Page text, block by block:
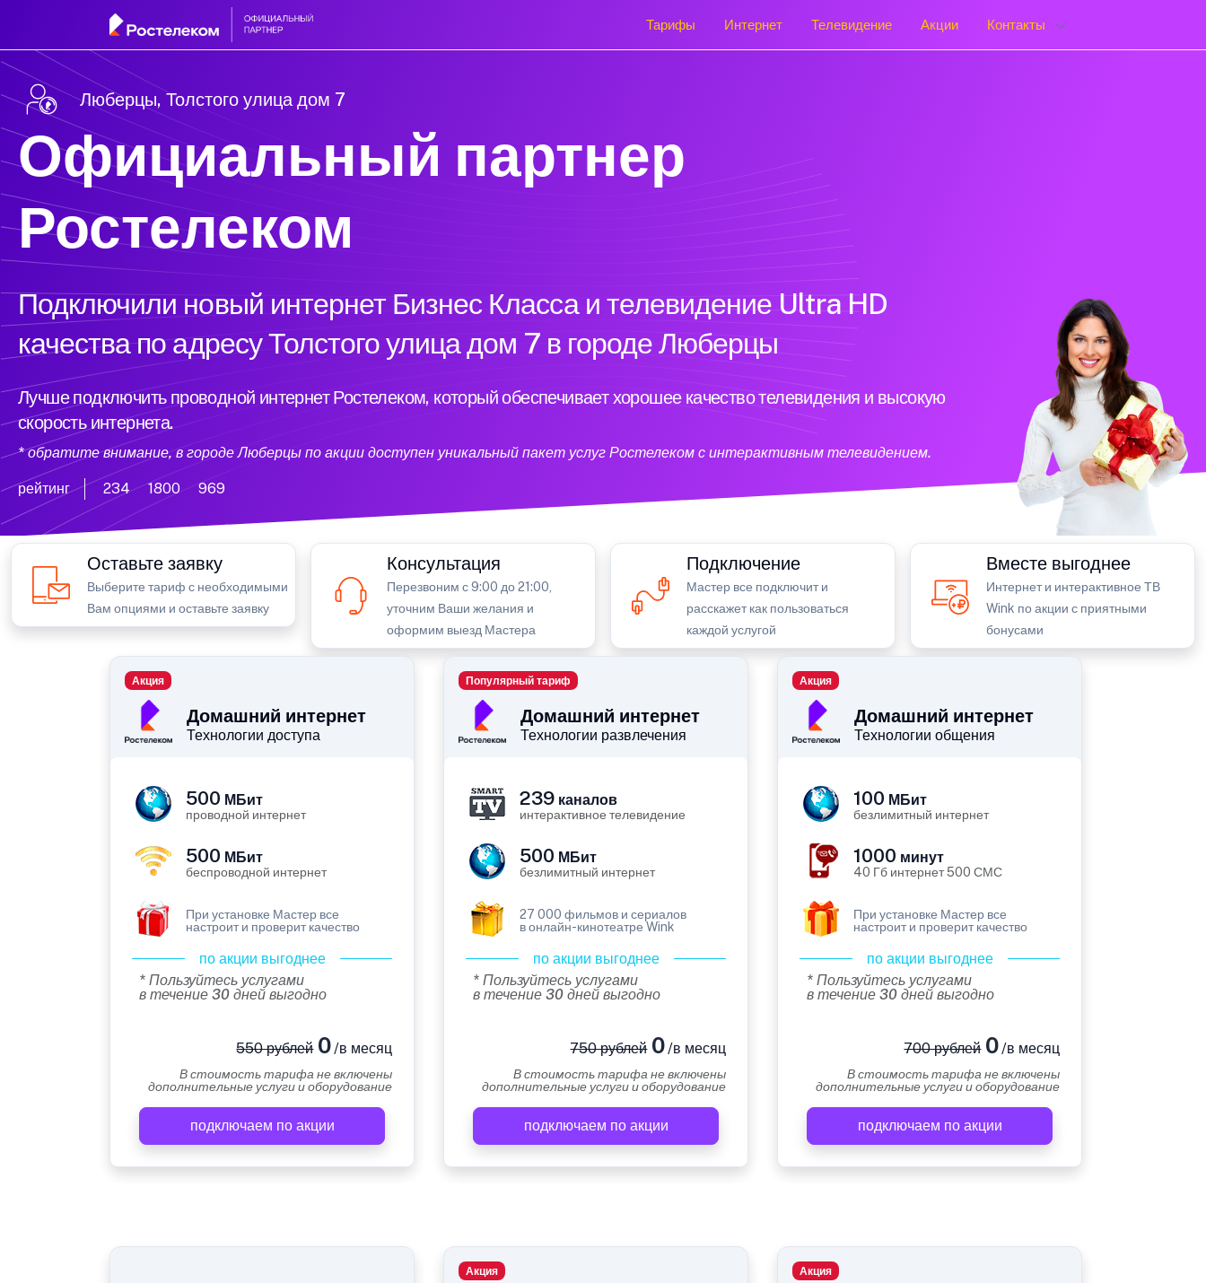
Тарифы Интернет Телевидение Акции Контакты
Люберцы, Толстого улица дом 7
Официальный партнер
Ростелеком
Подключили новый интернет Бизнес Класса и телевидение Ultra HD
качества по адресу Толстого улица дом 7 в городе Люберцы
Лучше подключить проводной интернет Ростелеком, который обеспечивает хорошее качество телевидения и высокую
скорость интернета.
* обратите внимание, в городе Люберцы по акции доступен уникальный пакет услуг Ростелеком с интерактивным телевидением.
рейтинг 234 1800 969
Оставьте заявку
Выберите тариф с необходимыми
Вам опциями и оставьте заявку
Консультация
Перезвоним с 9:00 до 21:00,
уточним Ваши желания и
оформим выезд Мастера
Подключение
Мастер все подключит и
расскажет как пользоваться
каждой услугой
Вместе выгоднее
Интернет и интерактивное ТВ
Wink по акции с приятными
бонусами
Домашний интернет
Технологии доступа
Акция
500 МБит
проводной интернет
500 МБит
беспроводной интернет
При установке Мастер все
настроит и проверит качество
по акции выгоднее
* Пользуйтесь услугами
в течение 30 дней выгодно
550 рублей0/в месяц
В стоимость тарифа не включены
дополнительные услуги и оборудование
подключаем по акции
Домашний интернет
Технологии развлечения
Популярный тариф
239 каналов
интерактивное телевидение
500 МБит
безлимитный интернет
27 000 фильмов и сериалов
в онлайн-кинотеатре Wink
по акции выгоднее
* Пользуйтесь услугами
в течение 30 дней выгодно
750 рублей0/в месяц
В стоимость тарифа не включены
дополнительные услуги и оборудование
подключаем по акции
Домашний интернет
Технологии общения
Акция
100 МБит
безлимитный интернет
1000 минут
40 Гб интернет 500 СМС
При установке Мастер все
настроит и проверит качество
по акции выгоднее
* Пользуйтесь услугами
в течение 30 дней выгодно
700 рублей0/в месяц
В стоимость тарифа не включены
дополнительные услуги и оборудование
подключаем по акции
Акция Акция